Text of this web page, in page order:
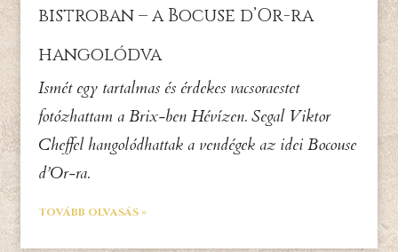
bistroban – a Bocuse d’Or-ra
hangolódva
Ismét egy tartalmas és érdekes vacsoraestet
fotózhattam a Brix-ben Hévízen. Segal Viktor
Cheffel hangolódhattak a vendégek az idei Bocouse
d’Or-ra.
TOVÁBB OLVASÁS »